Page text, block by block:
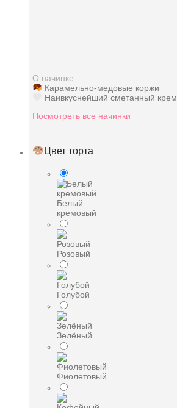
О начинке:
Карамельно-медовые коржи
Наивкуснейший сметанный крем
Посмотреть все начинки
Цвет торта
Белый
кремовый
Розовый
Голубой
Зелёный
Фиолетовый